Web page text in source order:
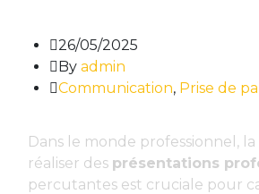
26/05/2025
By admin
Communication, Prise de
Dans le monde professionnel, la
réaliser des présentations
percutantes est cruciale pour